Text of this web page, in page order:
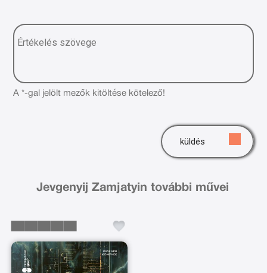
A *-gal jelölt mezők kitöltése kötelező!
küldés
Jevgenyij Zamjatyin további művei